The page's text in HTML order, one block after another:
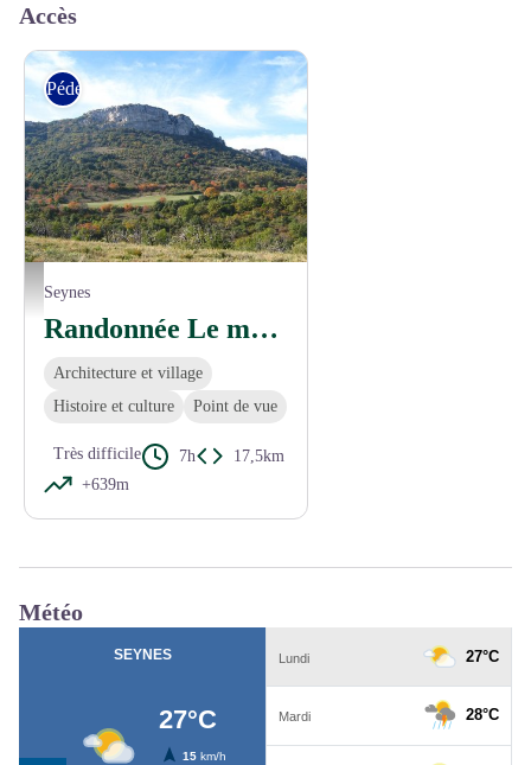
Accès
Le Mont Bouquet - © A. GRIFFON - Dpt30
Pédestre
Seynes
Randonnée Le mont Bouquet
Architecture et village
Histoire et culture
Point de vue
Très difficile 7h
17,5km
+639m
Météo